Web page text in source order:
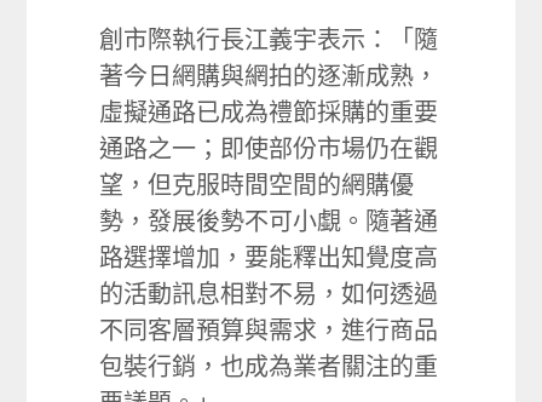
創市際執行長江義宇表示：「隨
著今日網購與網拍的逐漸成熟，
虛擬通路已成為禮節採購的重要
通路之一；即使部份市場仍在觀
望，但克服時間空間的網購優
勢，發展後勢不可小覷。隨著通
路選擇增加，要能釋出知覺度高
的活動訊息相對不易，如何透過
不同客層預算與需求，進行商品
包裝行銷，也成為業者關注的重